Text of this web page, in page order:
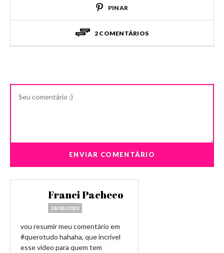
PINAR
2 COMENTÁRIOS
Franci Pacheco
28/03/2020
vou resumir meu comentário em
#querotudo hahaha, que incrível
esse vídeo para quem tem